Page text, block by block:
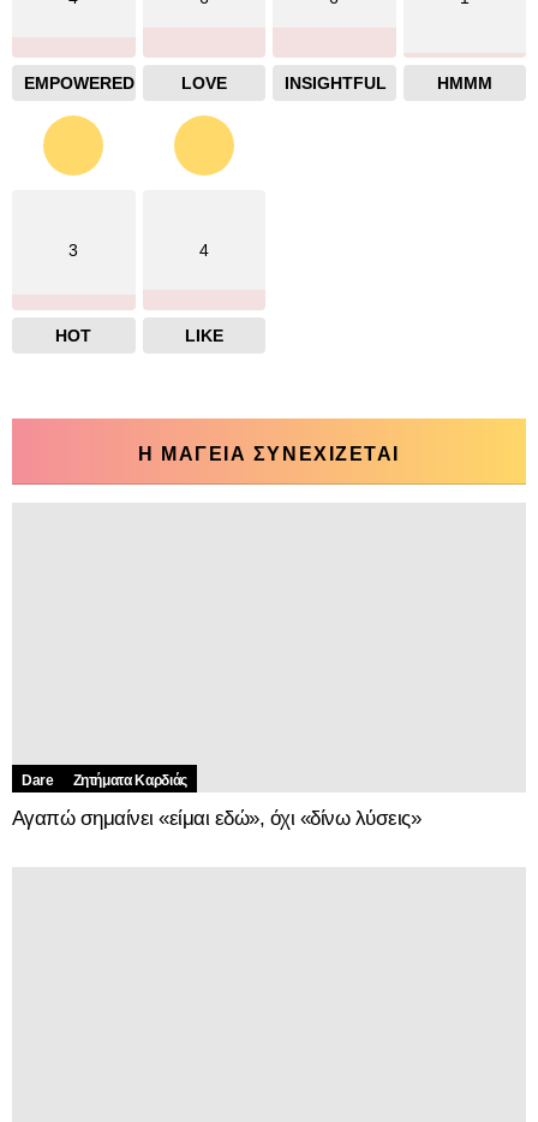
EMPOWERED LOVE INSIGHTFUL HMMM
3
HOT
4
LIKE
Η ΜΑΓΕΙΑ ΣΥΝΕΧΙΖΕΤΑΙ
Dare Ζητήματα Kαρδιάς
Αγαπώ σημαίνει «είμαι εδώ», όχι «δίνω λύσεις»